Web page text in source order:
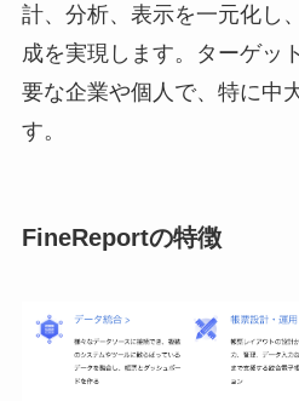
計、分析、表示を一元化し
成を実現します。ターゲッ
要な企業や個人で、特に中
す。
FineReportの特徴